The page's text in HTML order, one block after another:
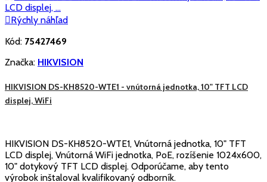
Rýchly náhľad
Kód: 75427469
Značka: HIKVISION
HIKVISION DS-KH8520-WTE1 - vnútorná jednotka, 10" TFT LCD
displej, WiFi
HIKVISION DS-KH8520-WTE1, Vnútorná jednotka, 10" TFT
LCD displej, Vnútorná WiFi jednotka, PoE, rozíšenie 1024x600,
10" dotykový TFT LCD displej. Odporúčame, aby tento
výrobok inštaloval kvalifikovaný odborník.